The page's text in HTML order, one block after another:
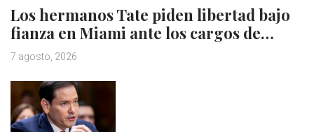
Los hermanos Tate piden libertad bajo
fianza en Miami ante los cargos de…
7 agosto, 2026